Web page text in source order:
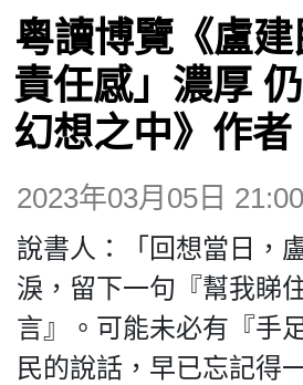
觀點
博客
視頻
昔日
粵讀博覽《盧
責任感」濃厚
幻想之中》作
2023年03月05日 21:00
說書人：「回想當日，
淚，留下一句『幫我睇
言』。可能未必有『手
民的說話，早已忘記得